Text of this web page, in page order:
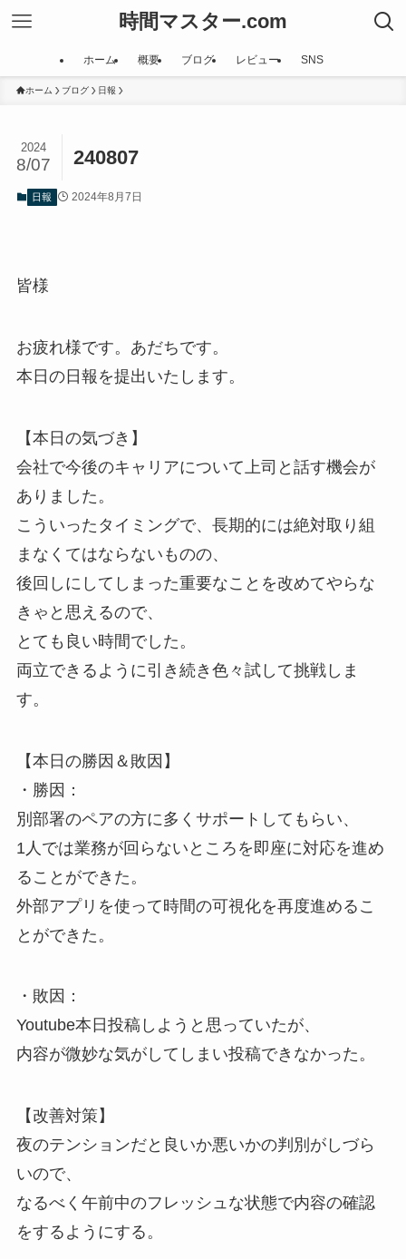
時間マスター.com
ホーム 概要 ブログ レビュー SNS
ホーム ブログ 日報
240807
2024
8/07
日報 2024年8月7日
皆様
お疲れ様です。あだちです。
本日の日報を提出いたします。
【本日の気づき】
会社で今後のキャリアについて上司と話す機会が
ありました。
こういったタイミングで、長期的には絶対取り組
まなくてはならないものの、
後回しにしてしまった重要なことを改めてやらな
きゃと思えるので、
とても良い時間でした。
両立できるように引き続き色々試して挑戦しま
す。
【本日の勝因＆敗因】
・勝因：
別部署のペアの方に多くサポートしてもらい、
1人では業務が回らないところを即座に対応を進め
ることができた。
外部アプリを使って時間の可視化を再度進めるこ
とができた。
・敗因：
Youtube本日投稿しようと思っていたが、
内容が微妙な気がしてしまい投稿できなかった。
【改善対策】
夜のテンションだと良いか悪いかの判別がしづら
いので、
なるべく午前中のフレッシュな状態で内容の確認
をするようにする。